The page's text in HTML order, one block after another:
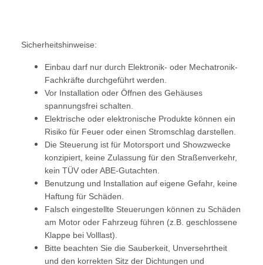
Sicherheitshinweise:
Einbau darf nur durch Elektronik- oder Mechatronik-
Fachkräfte durchgeführt werden.
Vor Installation oder Öffnen des Gehäuses
spannungsfrei schalten.
Elektrische oder elektronische Produkte können ein
Risiko für Feuer oder einen Stromschlag darstellen.
Die Steuerung ist für Motorsport und Showzwecke
konzipiert, keine Zulassung für den Straßenverkehr,
kein TÜV oder ABE-Gutachten.
Benutzung und Installation auf eigene Gefahr, keine
Haftung für Schäden.
Falsch eingestellte Steuerungen können zu Schäden
am Motor oder Fahrzeug führen (z.B. geschlossene
Klappe bei Volllast).
Bitte beachten Sie die Sauberkeit, Unversehrtheit
und den korrekten Sitz der Dichtungen und